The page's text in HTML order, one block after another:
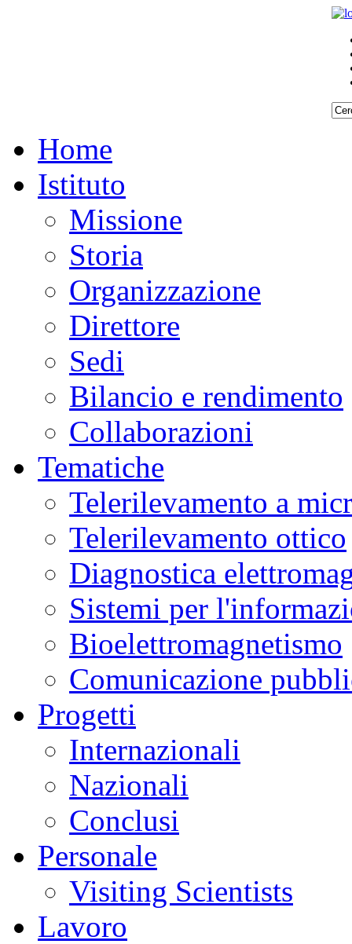
Home
Istituto
Missione
Storia
Organizzazione
Direttore
Sedi
Bilancio e rendimento
Collaborazioni
Tematiche
Telerilevamento a
Telerilevamento ottico
Diagnostica
Sistemi per
Bioelettromagnetismo
Comunicazione
Progetti
Internazionali
Nazionali
Conclusi
Personale
Visiting Scientists
Lavoro